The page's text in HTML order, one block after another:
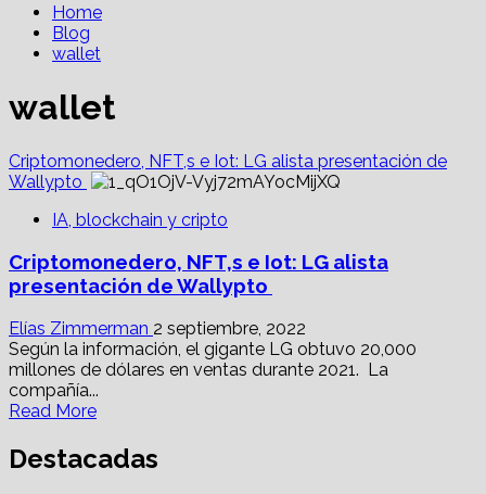
Home
Blog
wallet
wallet
Criptomonedero, NFT,s e Iot: LG alista presentación de
Wallypto
IA, blockchain y cripto
Criptomonedero, NFT,s e Iot: LG alista
presentación de Wallypto
Elías Zimmerman 2 septiembre, 2022
Según la información, el gigante LG obtuvo 20,000
millones de dólares en ventas durante 2021. La
compañía...
Read MoreRead
about
Criptomonedero,
Destacadas